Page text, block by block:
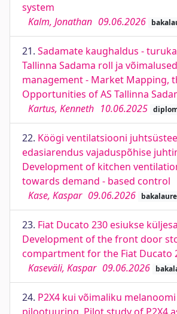
system
Kalm, Jonathan 09.06.2026
21. Sadamate kaughaldus -
Tallinna Sadama roll ja
management - Market Mapping,
Opportunities of AS Tallinna
Kartus, Kenneth 10.06.2025
22. Köögi ventilatsiooni
edasiarendus vajaduspõhise
Development of kitchen
towards demand - based control
Kase, Kaspar 09.06.2026
23. Fiat Ducato 230 esiukse
Development of the front door
compartment for the Fiat Ducato
Kaseväli, Kaspar 09.06.2026
24. P2X4 kui võimaliku